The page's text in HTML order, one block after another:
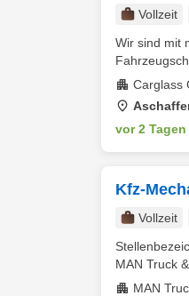
Vollzeit
Wir sind mit
Carglass
vor 2 Tagen
Kfz-
Vollzeit
MAN Truck
MAN